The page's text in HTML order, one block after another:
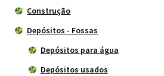
Construção
Depósitos - Fossas
Depósitos para água
Depósitos usados